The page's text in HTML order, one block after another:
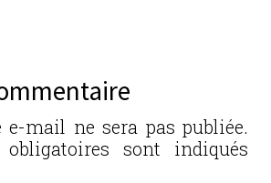
er
e-mail ne sera pas publiée.
sont indiqués